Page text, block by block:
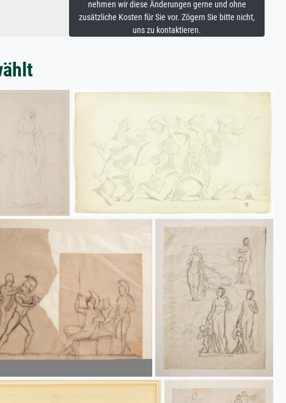
nehmen wir diese Änderungen gerne und ohne
zusätzliche Kosten für Sie vor. Zögern Sie bitte nicht,
uns zu kontaktieren.